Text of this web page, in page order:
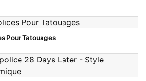
Pour Tatouages